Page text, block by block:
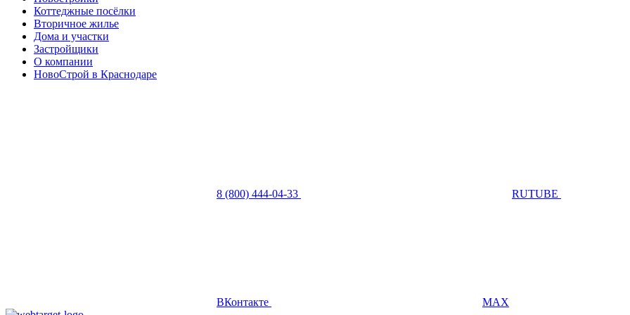
Коттеджные посёлки
Вторичное жилье
Дома и участки
Застройщики
О компании
НовоСтрой в Краснодаре
8 (800) 444-04-33 RUTUBE
ВКонтакте MAX